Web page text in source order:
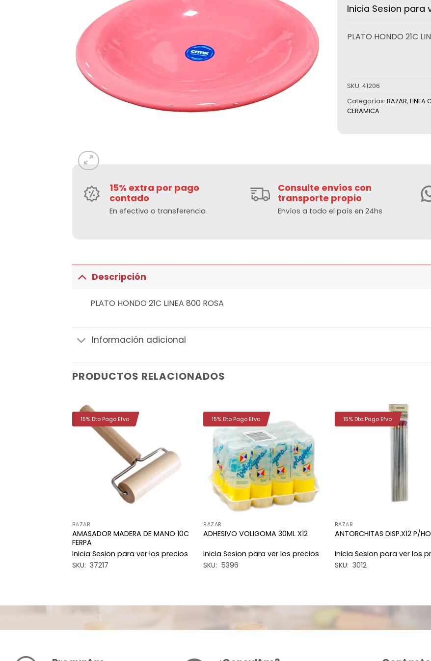
Inicia Sesion para
PLATO HONDO 21C
SKU: 41206
Categorías: BAZAR, LINEA
CERAMICA
15% extra por pago
contado
En efectivo o transferencia
Consulte envíos con
transporte propio
Envíos a todo el país en 24hs
Descripción
PLATO HONDO 21C LINEA 800 ROSA
Información adicional
PRODUCTOS RELACIONADOS
BAZAR
AMASADOR MADERA DE MANO 10C
FERPA
Inicia Sesion para ver los precios
SKU: 37217
15% Dto Pago Efvo
a la
lista de
deseos
BAZAR
ADHESIVO VOLIGOMA 30ML X12
Inicia Sesion para ver los precios
SKU: 5396
15% Dto Pago Efvo
BAZAR
ANTORCHITAS DISP.X12 P/
Inicia Sesion para ver los
SKU: 3012
15% Dto Pago Efvo